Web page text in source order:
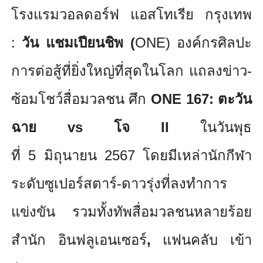
โรงแรมวอลดอร์ฟ แอสโทเรีย กรุงเทพ
: วัน แชมเปียนชิพ (ONE) องค์กรศิลปะ
การต่อสู้ที่ยิ่งใหญ่ที่สุดในโลก แถลงข่าว-
ซ้อมโชว์สื่อมวลชน ศึก ONE 167: ตะวัน
ฉาย
vsโจ IIในวันพุธ
ที่ 5 มิถุนายน 2567 โดยมีเหล่านักกีฬา
ระดับซูเปอร์สตาร์-ดาวรุ่งที่ลงทำการ
แข่งขัน รวมทั้งทัพสื่อมวลชนหลายร้อย
สำนัก อินฟลูเอนเซอร์, แฟนคลับ เข้า